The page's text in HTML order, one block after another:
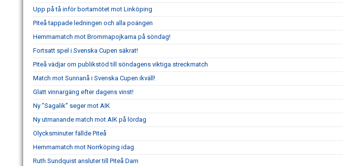
Upp på tå inför bortamötet mot Linköping
Piteå tappade ledningen och alla poängen
Hemmamatch mot Brommapojkarna på söndag!
Fortsatt spel i Svenska Cupen säkrat!
Piteå vädjar om publikstöd till söndagens viktiga streckmatch
Match mot Sunnanå i Svenska Cupen ikväll!
Glatt vinnargäng efter dagens vinst!
Ny ”Sagalik” seger mot AIK
Ny utmanande match mot AIK på lördag
Olycksminuter fällde Piteå
Hemmamatch mot Norrköping idag
Ruth Sundquist ansluter till Piteå Dam